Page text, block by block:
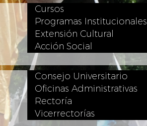
Cursos
Programas Institucionales
Extensión Cultural
Acción Social
Consejo Universitario
Oficinas Administrativas
Rectoría
Vicerrectorías